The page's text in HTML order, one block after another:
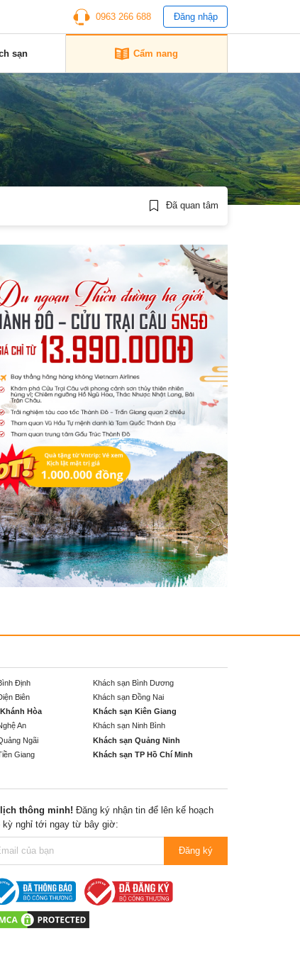
0963 266 688 Đăng nhập
sạn Cẩm nang
Đã quan tâm
Định
Khách sạn Bình Dương
Biên
Khách sạn Đồng Nai
Hòa
Khách sạn Kiên Giang
An
Khách sạn Ninh Bình
Ngãi
Khách sạn Quảng Ninh
Giang
Khách sạn TP Hồ Chí Minh
lịch thông minh! Đăng ký nhận tin để lên kế hoạch
kỳ nghỉ tới ngay từ bây giờ:
Đăng ký